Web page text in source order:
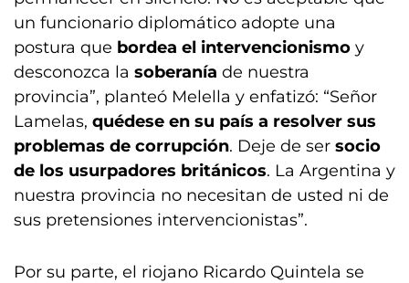
un funcionario diplomático adopte una
postura que bordea el intervencionismo y
desconozca la soberanía de nuestra
provincia”, planteó Melella y enfatizó: “Señor
Lamelas, quédese en su país a resolver sus
problemas de corrupción. Deje de ser socio
de los usurpadores británicos. La Argentina y
nuestra provincia no necesitan de usted ni de
sus pretensiones intervencionistas”.
Por su parte, el riojano Ricardo Quintela se